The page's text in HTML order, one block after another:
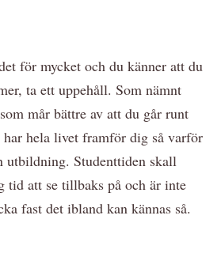
för mycket och du känner att du
ta ett uppehåll. Som nämnt
mår bättre av att du går runt
hela livet framför dig så varför
utbildning. Studenttiden skall
tid att se tillbaks på och är inte
fast det ibland kan kännas så.